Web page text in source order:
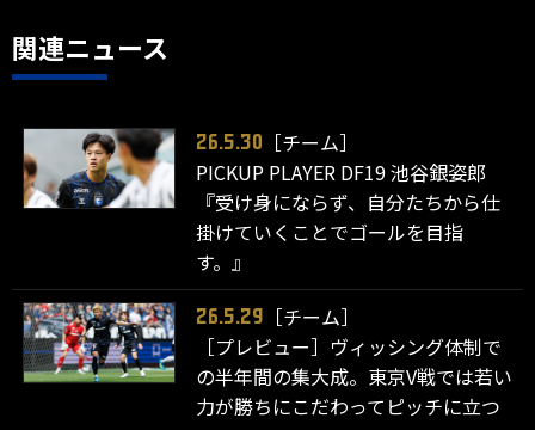
関連ニュース
26.5.30
［チーム］
PICKUP PLAYER DF19 池谷銀姿郎
『受け身にならず、自分たちから仕
掛けていくことでゴールを目指
す。』
26.5.29
［チーム］
［プレビュー］ヴィッシング体制で
の半年間の集大成。東京V戦では若い
力が勝ちにこだわってピッチに立つ